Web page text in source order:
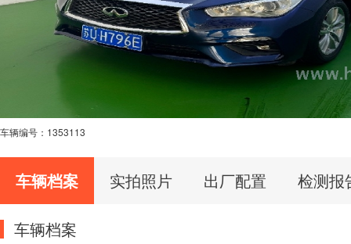
车辆编号： 1353113
车辆档案 实拍照片 出厂配置 检测报
车辆档案